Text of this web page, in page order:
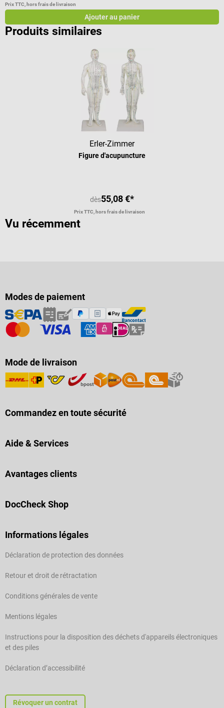
Prix TTC, hors frais de livraison
Ajouter au panier
Produits similaires
Erler-Zimmer
Figure d'acupuncture
dès55,08 €*
Prix TTC, hors frais de livraison
Vu récemment
Modes de paiement
Mode de livraison
Commandez en toute sécurité
Aide & Services
Avantages clients
DocCheck Shop
Informations légales
Déclaration de protection des données
Retour et droit de rétractation
Conditions générales de vente
Mentions légales
Instructions pour la disposition des déchets d'appareils électroniques
et des piles
Déclaration d’accessibilité
Révoquer un contrat